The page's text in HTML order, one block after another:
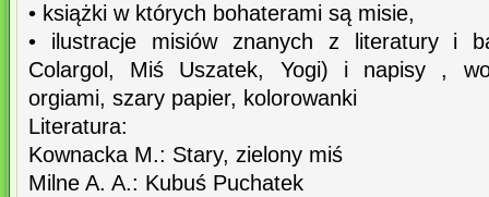
• książki w których bohaterami są misie,
• ilustracje misiów znanych z literatury i
Colargol, Miś Uszatek, Yogi) i napisy ,
orgiami, szary papier, kolorowanki
Literatura:
Kownacka M.: Stary, zielony miś
Milne A. A.: Kubuś Puchatek